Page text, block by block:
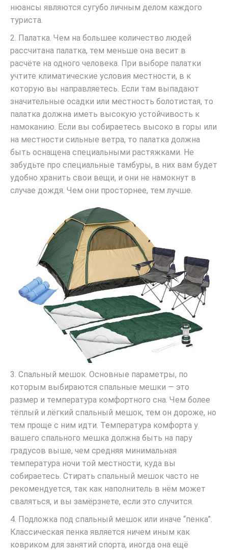
нюансы являются сугубо личным делом каждого
туриста.
2. Палатка. Чем на большее количество людей
рассчитана палатка, тем меньше она весит в
расчёте на одного человека. При выборе палатки
учтите климатические условия местности, в к
которую вы направляетесь. Если там выпадают
значительные осадки или местность болотистая, то
палатка должна иметь высокую устойчивость к
намоканию. Если вы собираетесь высоко в горы или
на местности сильные ветра, то палатка должна
быть оснащена специальными растяжками. Не
забудьте про специальные тамбуры, в них вам будет
удобно хранить свои вещи, и они не намокнут в
случае дождя. Чем они просторнее, тем лучше.
3. Спальный мешок. Основные параметры, по
которым выбираются спальные мешки — это
размер и температура комфортного сна. Чем более
тёплый и лёгкий спальный мешок, тем он дороже, но
тем проще с ним идти. Температура комфорта у
вашего спального мешка должна быть на пару
градусов выше, чем средняя минимальная
температура ночи той местности, куда вы
собираетесь. Стирать спальный мешок часто не
рекомендуется, так как наполнитель в нём может
сваляться, и вы замёрзнете, если это случится.
4. Подложка под спальный мешок или иначе “пенка”.
Классическая пенка является ничем иным как
ковриком для занятий спорта, иногда она ещё